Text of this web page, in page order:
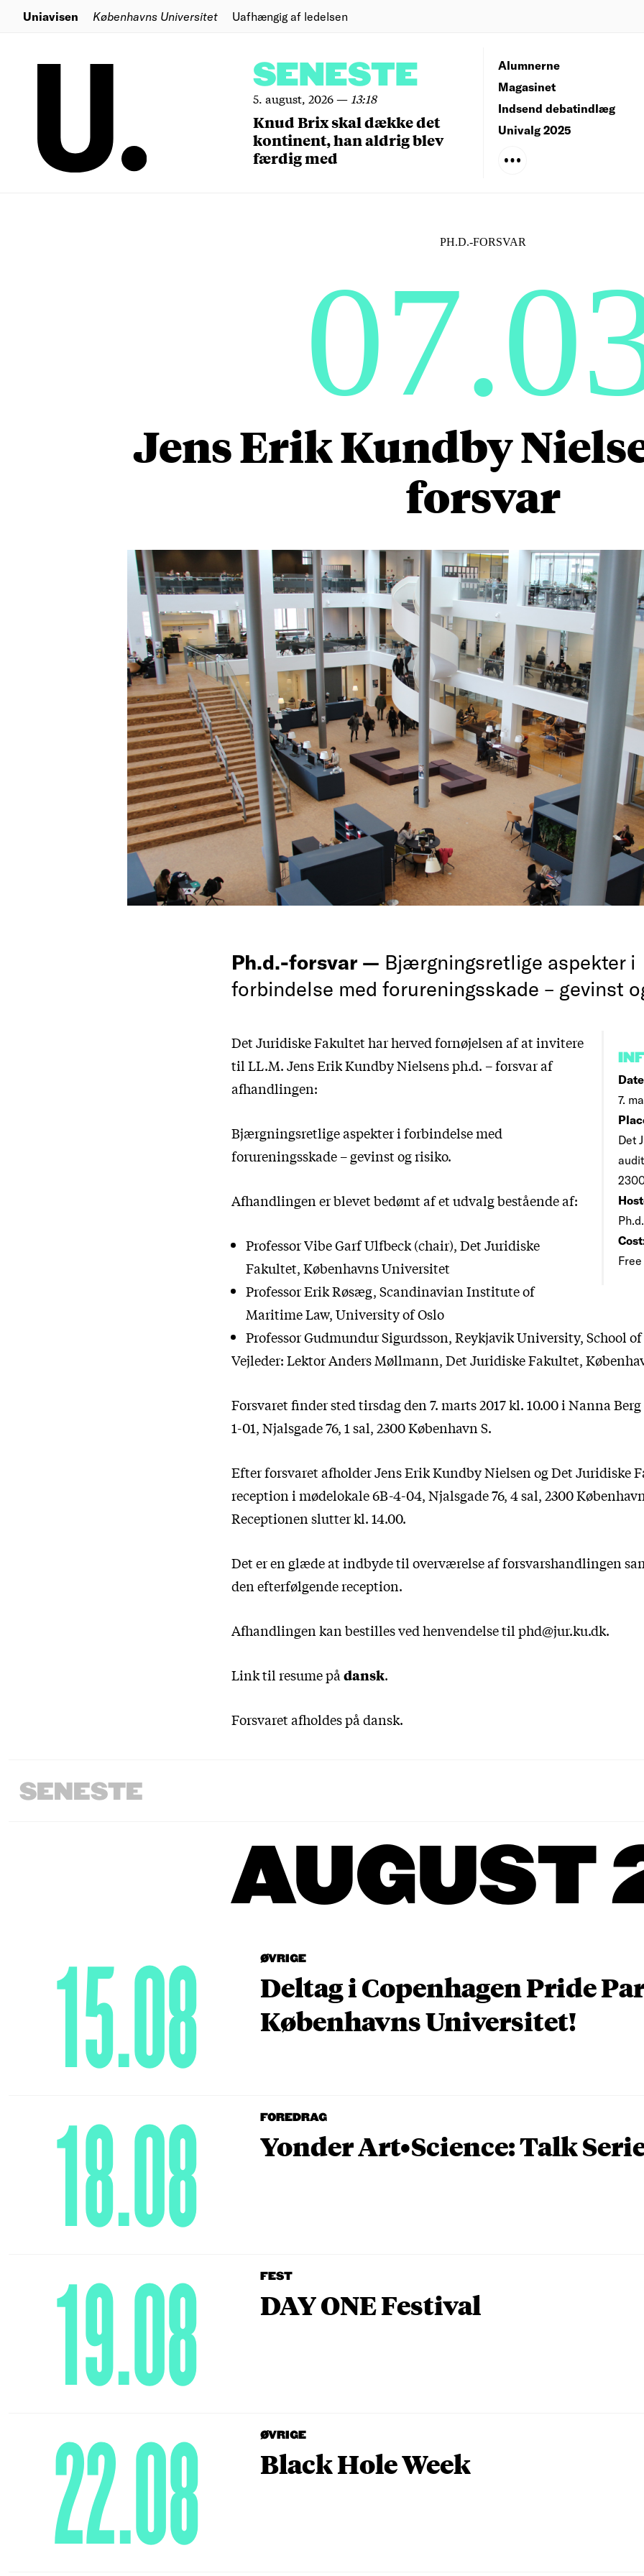
Uniavisen Københavns Universitet Uafhængig af ledelsen
SENESTE
5. august, 2026— 13:18
Knud Brix skal dække det
kontinent, han aldrig blev
færdig med
Alumnerne
Magasinet
Indsend debatindlæg
Univalg 2025
PH.D.-FORSVAR
Jens Erik Kundby
forsvar
Ph.d.-forsvar — Bjærgningsretlige aspekter i
forbindelse med forureningsskade – gevinst
7.
Det
Free
Det Juridiske Fakultet har herved fornøjelsen af at invitere
til LL.M. Jens Erik Kundby Nielsens ph.d. – forsvar af
afhandlingen:
Bjærgningsretlige aspekter i forbindelse med
forureningsskade – gevinst og risiko.
Afhandlingen er blevet bedømt af et udvalg bestående af:
Professor Vibe Garf Ulfbeck (chair), Det Juridiske
Fakultet, Københavns Universitet
Professor Erik Røsæg, Scandinavian Institute of
Maritime Law, University of Oslo
Professor Gudmundur Sigurdsson, Reykjavik University, School
Vejleder: Lektor Anders Møllmann, Det Juridiske Fakultet,
Forsvaret finder sted tirsdag den 7. marts 2017 kl. 10.00 i Nanna
1-01, Njalsgade 76, 1 sal, 2300 København S.
Efter forsvaret afholder Jens Erik Kundby Nielsen og Det Juridiske
reception i mødelokale 6B-4-04, Njalsgade 76, 4 sal, 2300
Receptionen slutter kl. 14.00.
Det er en glæde at indbyde til overværelse af forsvarshandlingen
den efterfølgende reception.
Afhandlingen kan bestilles ved henvendelse til phd@jur.ku.dk.
Link til resume på dansk.
Forsvaret afholdes på dansk.
SENESTE
AUGUST
ØVRIGE
Deltag i Copenhagen Pride
Københavns Universitet!
15.08
FOREDRAG
Yonder Art•Science: Talk
18.08
FEST
DAY ONE Festival
19.08
ØVRIGE
Black Hole Week
22.08